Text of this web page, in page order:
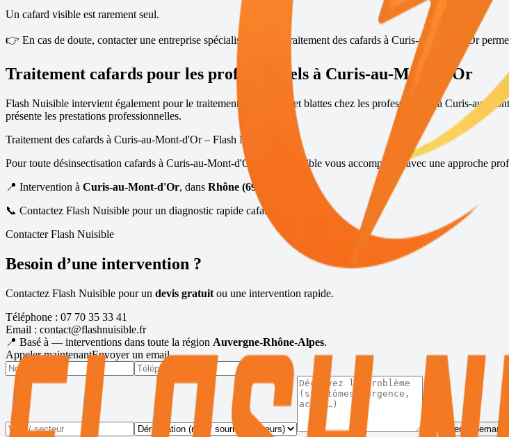
Un cafard visible est rarement seul.
👉 En cas de doute, contacter une entreprise spécialisée dans le traitement des cafards à Curis-au-Mont-d'Or
Traitement cafards pour les professionnels à Curis-au-Mont-d'Or
Flash Nuisible intervient également pour le traitement des cafards et blattes chez les professionnels à Curis-au-
présente les prestations professionnelles.
Traitement des cafards à Curis-au-Mont-d'Or– Flash Nuisible
Pour toute désinsectisation cafards à Curis-au-Mont-d'Or
, Flash Nuisible vous accompagne avec une approche
📍 Intervention à Curis-au-Mont-d'Or, dans Rhône (69)
📞 Contactez Flash Nuisible pour un diagnostic rapide cafards / blattes
Contacter Flash Nuisible
Besoin d’une intervention ?
Contactez Flash Nuisible pour un devis gratuit ou une intervention rapide.
Téléphone : 07 70 35 33 41
Email : contact@flashnuisible.fr
📍 Basé à — interventions dans toute la région Auvergne-Rhône-Alpes.
Appeler maintenantEnvoyer un email
Envoyer la